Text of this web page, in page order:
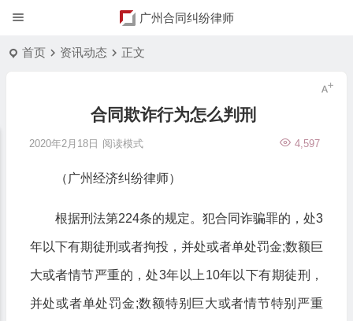
广州合同纠纷律师
首页 资讯动态 正文
合同欺诈行为怎么判刑
2020年2月18日 4,597
阅读模式
（广州经济纠纷律师）
根据刑法第224条的规定。犯合同诈骗罪的，处3
年以下有期徒刑或者拘投，并处或者单处罚金;数额巨
大或者情节严重的，处3年以上10年以下有期徒刑，
并处或者单处罚金;数额特别巨大或者情节特别严重